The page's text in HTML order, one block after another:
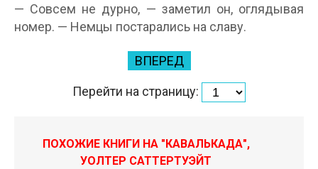
— Совсем не дурно, — заметил он, оглядывая
номер. — Немцы постарались на славу.
ВПЕРЕД
Перейти на страницу:
ПОХОЖИЕ КНИГИ НА "КАВАЛЬКАДА",
УОЛТЕР САТТЕРТУЭЙТ